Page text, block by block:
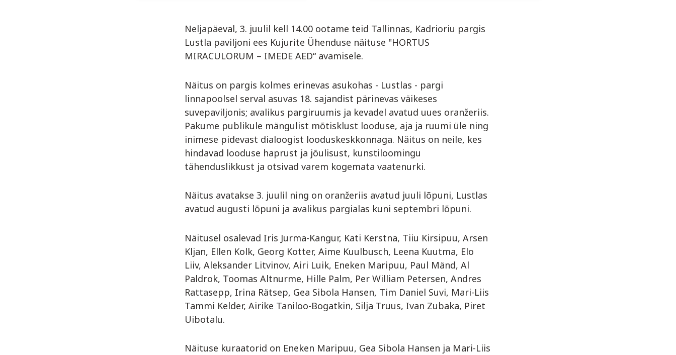
Neljapäeval, 3. juulil kell 14.00 ootame teid Tallinnas, Kadrioriu pargis
Lustla paviljoni ees Kujurite Ühenduse näituse "HORTUS
MIRACULORUM – IMEDE AED“ avamisele.
Näitus on pargis kolmes erinevas asukohas - Lustlas - pargi
linnapoolsel serval asuvas 18. sajandist pärinevas väikeses
suvepaviljonis; avalikus pargiruumis ja kevadel avatud uues oranžeriis.
Pakume publikule mängulist mõtisklust looduse, aja ja ruumi üle ning
inimese pidevast dialoogist looduskeskkonnaga. Näitus on neile, kes
hindavad looduse haprust ja jõulisust, kunstiloomingu
tähenduslikkust ja otsivad varem kogemata vaatenurki.
Näitus avatakse 3. juulil ning on oranžeriis avatud juuli lõpuni, Lustlas
avatud augusti lõpuni ja avalikus pargialas kuni septembri lõpuni.
Näitusel osalevad Iris Jurma-Kangur, Kati Kerstna, Tiiu Kirsipuu, Arsen
Kljan, Ellen Kolk, Georg Kotter, Aime Kuulbusch, Leena Kuutma, Elo
Liiv, Aleksander Litvinov, Airi Luik, Eneken Maripuu, Paul Mänd, Al
Paldrok, Toomas Altnurme, Hille Palm, Per William Petersen, Andres
Rattasepp, Irina Rätsep, Gea Sibola Hansen, Tim Daniel Suvi, Mari-Liis
Tammi Kelder, Airike Taniloo-Bogatkin, Silja Truus, Ivan Zubaka, Piret
Uibotalu.
Näituse kuraatorid on Eneken Maripuu, Gea Sibola Hansen ja Mari-Liis